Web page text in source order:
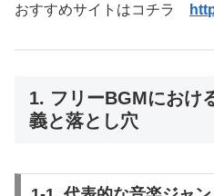
おすすめサイトはコチラ
1. フリーBGMにおけ
義と落とし穴